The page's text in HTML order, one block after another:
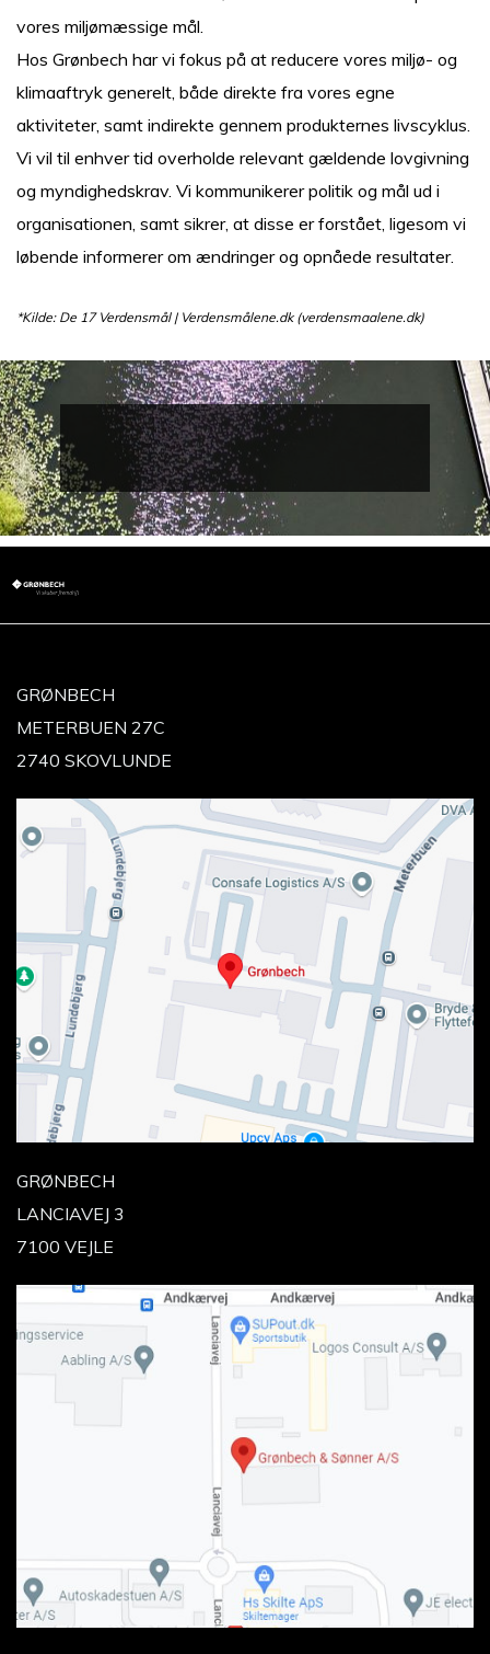
vores miljømæssige mål.
Hos Grønbech har vi fokus på at reducere vores miljø- og
klimaaftryk generelt, både direkte fra vores egne
aktiviteter, samt indirekte gennem produkternes livscyklus.
Vi vil til enhver tid overholde relevant gældende lovgivning
og myndighedskrav. Vi kommunikerer politik og mål ud i
organisationen, samt sikrer, at disse er forstået, ligesom vi
løbende informerer om ændringer og opnåede resultater.
*Kilde: De 17 Verdensmål | Verdensmålene.dk (verdensmaalene.dk)
GRØNBECH
METERBUEN 27C
2740 SKOVLUNDE
GRØNBECH
LANCIAVEJ 3
7100 VEJLE